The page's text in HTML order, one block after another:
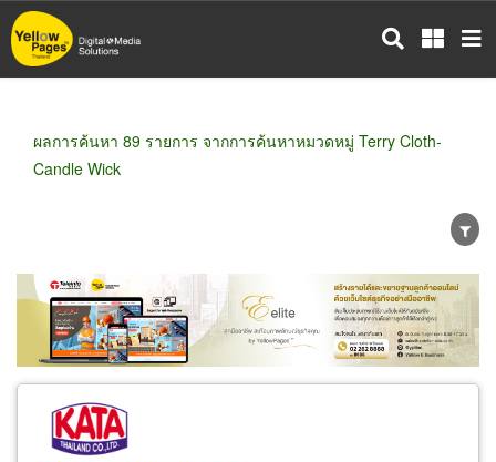
ข้าม
ไป
ผลการค้นหา 89 รายการ จากการค้นหาหมวดหมู่ Terry Cloth-
Candle Wick
ขายส่ง ขายปลีก ผู้ผลิต
ตัวแทนจัดจำหน่าย
ผู้ส่งออก/นำเข้า
ธุรกิจบริการ